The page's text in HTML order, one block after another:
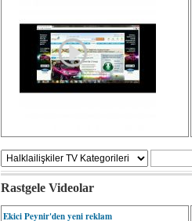
Rastgele Videolar
Ekici Peynir'den yeni reklam